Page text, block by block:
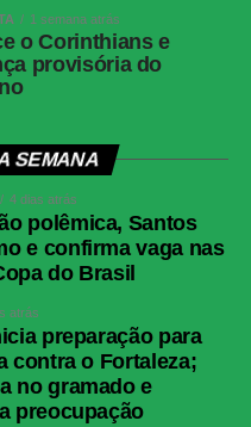
Barrera/Lucas
Cabral.Técnico: Franclim
(Canobbio), Soteldo
Rodrigo Castillo
Zubeldía
1 semana atrás
o Corinthians e
provisória do
SEMANA
4 dias atrás
polêmica, Santos
e confirma vaga nas
do Brasil
atrás
preparação para
contra o Fortaleza;
no gramado e
preocupação